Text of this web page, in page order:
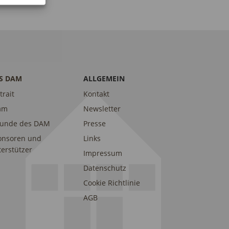
DAM
des DAM
und
ALLGEMEIN
Kontakt
Newsletter
Presse
Links
Impressum
Datenschutz
Cookie Richtlinie
AGB